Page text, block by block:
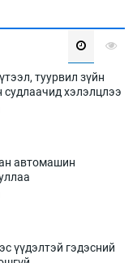
туурвил зүйн
судлаачид хэлэлцлээ
автомашин
үүдэлтэй гэдэсний